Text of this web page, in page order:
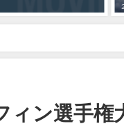
ィン選手権